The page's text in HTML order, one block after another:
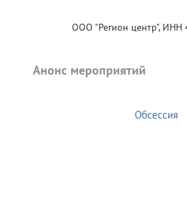
ООО "Регион центр", ИНН
Анонс мероприятий
Обсессия